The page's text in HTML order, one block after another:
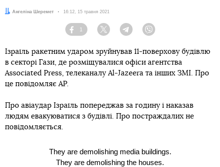
Автор:
Ангеліна Шеремет Дата:
16:12, 15 травня 2021
Facebook
1
Twitter TelegramViber
Ізраїль ракетним ударом зруйнував 11-поверхову будівлю
в секторі Гази, де розміщувалися офіси агентства
Associated Press, телеканалу Al-Jazeera та інших ЗМІ. Про
це повідомляє AP.
Про авіаудар Ізраїль попереджав за годину і наказав
людям евакуюватися з будівлі. Про постраждалих не
повідомляється.
They are demolishing media buildings.
They are demolishing the houses.